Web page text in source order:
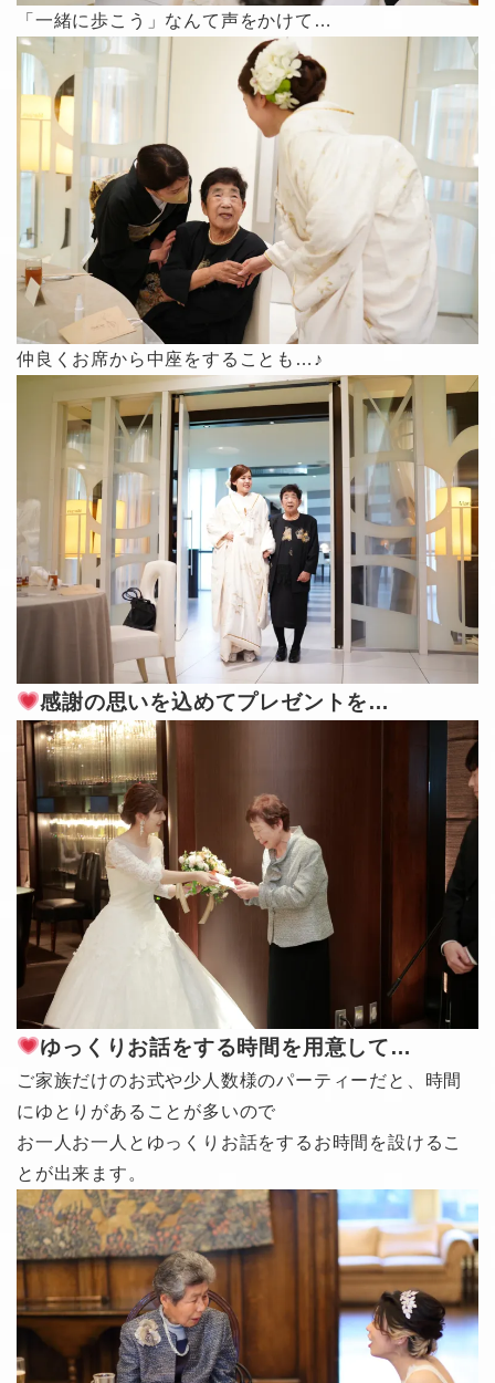
「一緒に歩こう」なんて声をかけて…
仲良くお席から中座をすることも…♪
感謝の思いを込めてプレゼントを…
ゆっくりお話をする時間を用意して…
ご家族だけのお式や少人数様のパーティーだと、時間
にゆとりがあることが多いので
お一人お一人とゆっくりお話をするお時間を設けるこ
とが出来ます。